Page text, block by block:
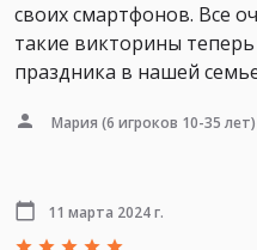
своих смартфонов. Все
такие викторины
праздника в нашей
Мария (6 игроков 10-35 лет)
11 марта 2024 г.